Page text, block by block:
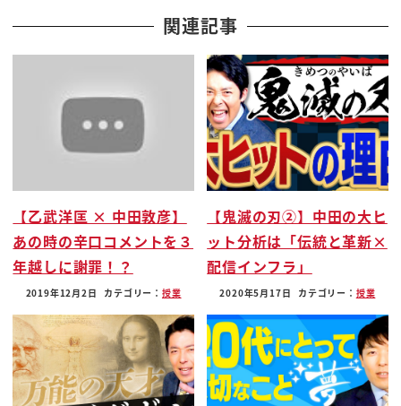
事かというですね日本は海外に責められ
求めた朝鮮半島のその白村江の戦いである
とかね現行モンゴルとの現行であるとか
そしてですねええ
2度責められて一度攻め切ってぐらいで
ですね基本的なほとんど外国とのですね
侵略するされるがなかったんですそれは
ですね以上にしな杭であるってだけじゃ
なくて海龍的にも恵まれていたということ
とヨーロッパからすごく遠かったっていう
のがあるわけですよ
ヨーロッパから近いとどうなるか島国でも
大変なんですよねあとイギリスでさえも
関連記事
【乙武洋匡 × 中田敦彦】
あの時の辛口コメントを３
年越しに謝罪！？
2019年12月2日 カテゴリー： 授業
【鬼滅の刃②】中田の大ヒ
ット分析は「伝統と革新×
配信インフラ」
2020年5月17日 カテゴリー： 授業